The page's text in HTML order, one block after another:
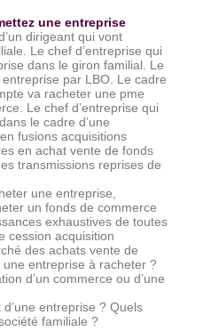
une entreprise
dirigeant qui vont
Le chef d’entreprise qui
dans le giron familial. Le
par LBO. Le cadre
va racheter une pme
Le chef d’entreprise qui
le cadre d’une
fusions acquisitions
en achat vente de fonds
transmissions reprises de
une entreprise,
un fonds de commerce
exhaustives de toutes
cession acquisition
des achats vente de
entreprise à racheter ?
d’un commerce ou d’une
entreprise ? Quels
familiale ?